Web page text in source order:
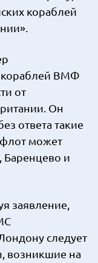
кораблей
кораблей ВМФ
от
Он
ответа такие
флот может
Баренцево и
заявление,
следует
возникшие на